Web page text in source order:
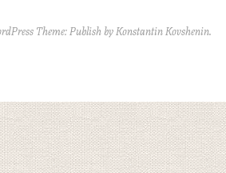
Theme: Publish byKonstantin Kovshenin.